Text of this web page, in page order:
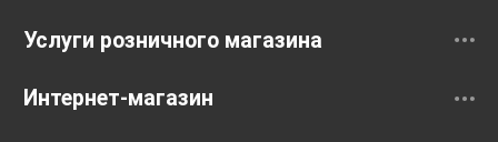
Услуги розничного магазина
Интернет-магазин